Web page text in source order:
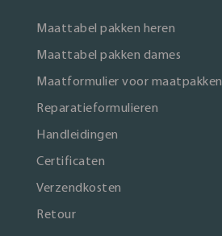
Maattabel pakken heren
Maattabel pakken dames
Maatformulier voor maatpakken
Reparatieformulieren
Handleidingen
Certificaten
Verzendkosten
Retour